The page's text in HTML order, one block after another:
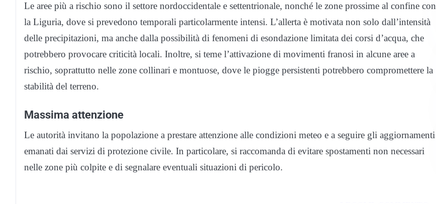
Le aree più a rischio sono il settore nordoccidentale e settentrionale, nonché le zone prossime al confine con
la Liguria, dove si prevedono temporali particolarmente intensi. L’allerta è motivata non solo dall’intensità
delle precipitazioni, ma anche dalla possibilità di fenomeni di esondazione limitata dei corsi d’acqua, che
potrebbero provocare criticità locali. Inoltre, si teme l’attivazione di movimenti franosi in alcune aree a
rischio, soprattutto nelle zone collinari e montuose, dove le piogge persistenti potrebbero compromettere la
stabilità del terreno.
Massima attenzione
Le autorità invitano la popolazione a prestare attenzione alle condizioni meteo e a seguire gli aggiornamenti
emanati dai servizi di protezione civile. In particolare, si raccomanda di evitare spostamenti non necessari
nelle zone più colpite e di segnalare eventuali situazioni di pericolo.